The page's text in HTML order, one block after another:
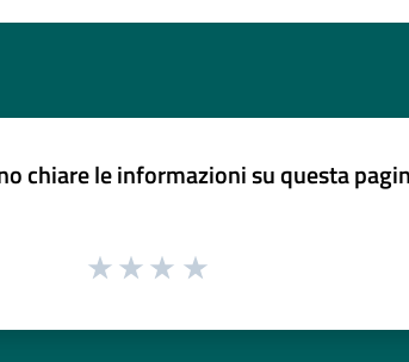
chiare le informazioni su questa